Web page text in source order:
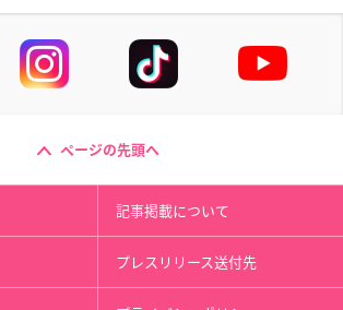
ページの先頭へ
記事掲載について
プレスリリース送付先